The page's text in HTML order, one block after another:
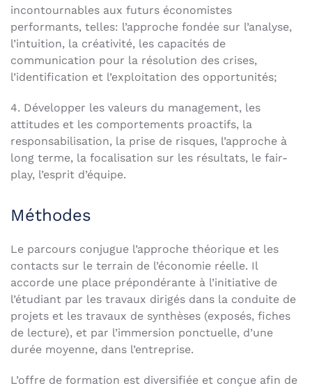
incontournables aux futurs économistes
performants, telles: l’approche fondée sur l’analyse,
l’intuition, la créativité, les capacités de
communication pour la résolution des crises,
l’identification et l’exploitation des opportunités;
4. Développer les valeurs du management, les
attitudes et les comportements proactifs, la
responsabilisation, la prise de risques, l’approche à
long terme, la focalisation sur les résultats, le fair-
play, l’esprit d’équipe.
Méthodes
Le parcours conjugue l’approche théorique et les
contacts sur le terrain de l’économie réelle. Il
accorde une place prépondérante à l’initiative de
l’étudiant par les travaux dirigés dans la conduite de
projets et les travaux de synthèses (exposés, fiches
de lecture), et par l’immersion ponctuelle, d’une
durée moyenne, dans l’entreprise.
L’offre de formation est diversifiée et conçue afin de